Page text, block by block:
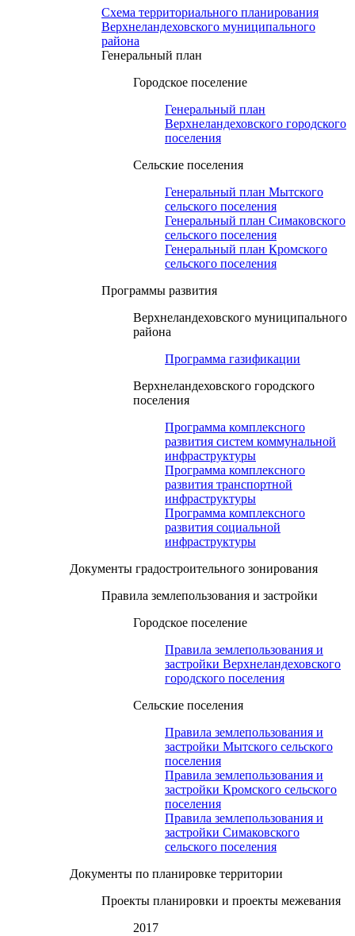
Схема территориального планирования
Верхнеландеховского муниципального
района
Генеральный план
Городское поселение
Генеральный план
Верхнеландеховского городского
поселения
Сельские поселения
Генеральный план Мытского
сельского поселения
Генеральный план Симаковского
сельского поселения
Генеральный план Кромского
сельского поселения
Программы развития
Верхнеландеховского муниципального
района
Программа газификации
Верхнеландеховского городского
поселения
Программа комплексного
развития систем коммунальной
инфраструктуры
Программа комплексного
развития транспортной
инфраструктуры
Программа комплексного
развития социальной
инфраструктуры
Документы градостроительного зонирования
Правила землепользования и застройки
Городское поселение
Правила землепользования и
застройки Верхнеландеховского
городского поселения
Сельские поселения
Правила землепользования и
застройки Мытского сельского
поселения
Правила землепользования и
застройки Кромского сельского
поселения
Правила землепользования и
застройки Симаковского
сельского поселения
Документы по планировке территории
Проекты планировки и проекты межевания
2017